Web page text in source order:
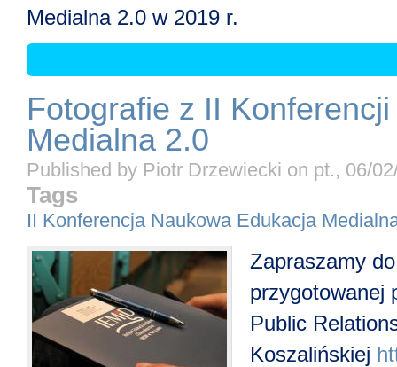
Medialna 2.0 w 2019 r.
Fotografie z II
Medialna 2.0
Published by Piotr Drzewiecki on pt., 06/
Tags
II Konferencja Naukowa Edukacja
Zapraszamy
przygotowanej
Public
Koszalińskiej